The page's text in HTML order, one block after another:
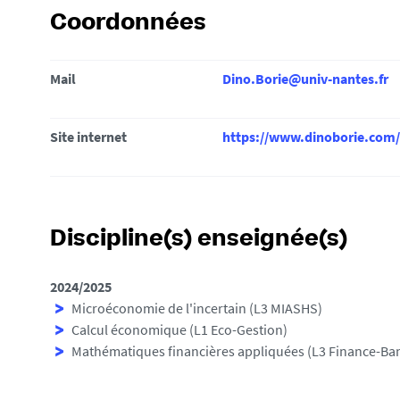
Coordonnées
Mail Dino.Borie@univ-nantes.fr
Site internet https://www.dinoborie.com/
Discipline(s) enseignée(s)
2024/2025
Microéconomie de l'incertain (L3 MIASHS)
Calcul économique (L1 Eco-Gestion)
Mathématiques financières appliquées (L3 Finance-